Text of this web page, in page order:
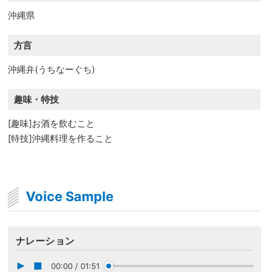
沖縄県
方言
沖縄弁(うちなーぐち)
趣味・特技
[趣味]お酒を飲むこと
[特技]沖縄料理を作ること
Voice Sample
ナレーション
00:00 / 01:51